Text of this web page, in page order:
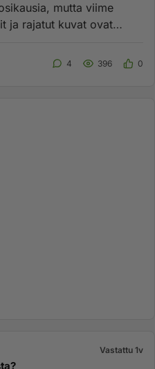
mutta viime
ja rajatut kuvat ovat
4 396 0
Vastattu 1v